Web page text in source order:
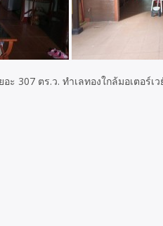
307 ตร.ว. ทำเลทองใกล้มอเตอร์เ